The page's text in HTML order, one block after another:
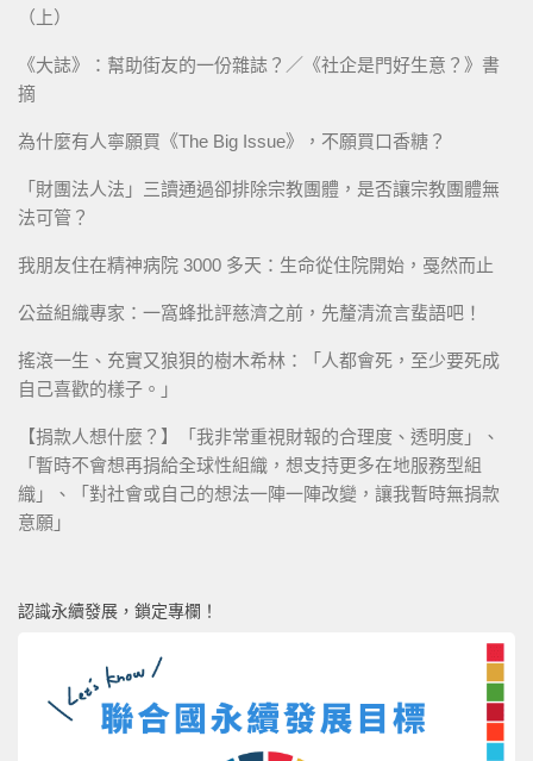
（上）
《大誌》：幫助街友的一份雜誌？／《社企是門好生意？》書
摘
為什麼有人寧願買《The Big Issue》，不願買口香糖？
「財團法人法」三讀通過卻排除宗教團體，是否讓宗教團體無
法可管？
我朋友住在精神病院 3000 多天：生命從住院開始，戞然而止
公益組織專家：一窩蜂批評慈濟之前，先釐清流言蜚語吧！
搖滾一生、充實又狼狽的樹木希林：「人都會死，至少要死成
自己喜歡的樣子。」
【捐款人想什麼？】「我非常重視財報的合理度、透明度」、
「暫時不會想再捐給全球性組織，想支持更多在地服務型組
織」、「對社會或自己的想法一陣一陣改變，讓我暫時無捐款
意願」
認識永續發展，鎖定專欄！